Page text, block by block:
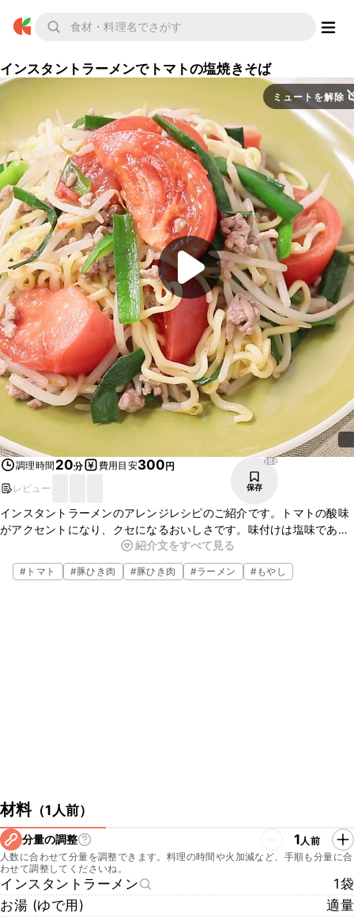
インスタントラーメンでトマトの塩焼きそば
ミュートを解除
調理時間 20分 費用目安300円
レビュー
188
保存
インスタントラーメンのアレンジレシピのご紹介です。トマトの酸味
がアクセントになり、クセになるおいしさです。味付けは塩味であっ
さりと仕上げました。とても簡単に作れるのでランチにもおすすめで
す。ぜひお試しください。
紹介文をすべて見る
# トマト #豚ひき肉 #豚ひき肉 #ラーメン #もやし
材料（1人前）
分量の調整 1人前
人数に合わせて分量を調整できます。料理の時間や火加減など、手順も分量に合
わせて調整してくださいね。
インスタントラーメン
1袋
お湯 (ゆで用)
適量